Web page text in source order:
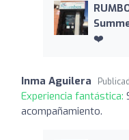
❤️
Inma Aguilera
Experiencia fantástica:
acompañamiento.